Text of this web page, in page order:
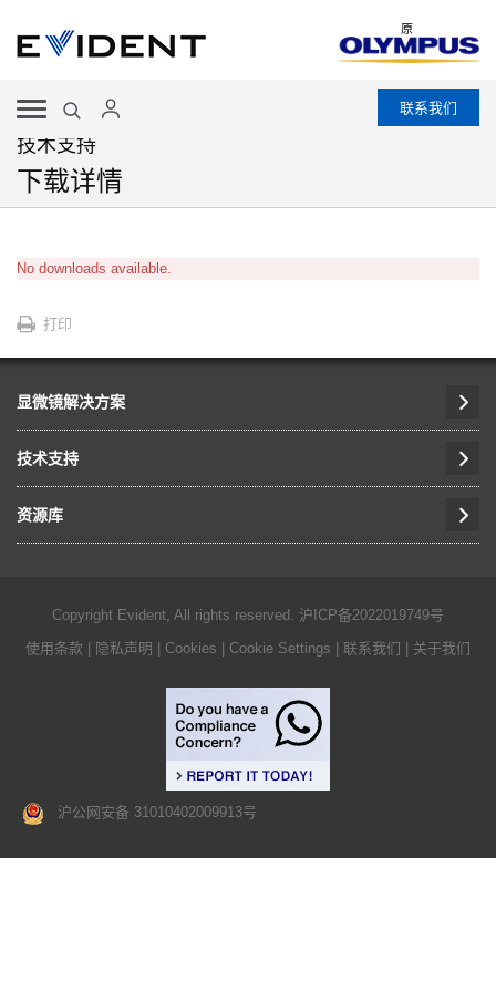
原
联系我们
技术支持
下载详情
No downloads available.
打印
显微镜解决方案
技术支持
资源库
Copyright Evident, All rights reserved. 沪ICP备2022019749号
使用条款
隐私声明 Cookies Cookie Settings 联系我们 关于我们
沪公网安备 31010402009913号